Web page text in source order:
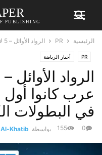
PUBLISHING
الرئيسية PR الرواد الأوائل – 5 لاعبي كرة قدم عرب كانوا أول من حقق...
PR أخبار الرياضة
عرب كانوا
في البطولات
بواسطة Khatib 0
155